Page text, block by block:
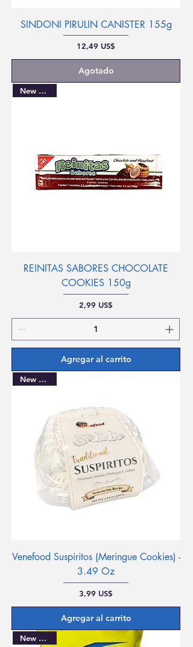
SINDONI PIRULIN CANISTER 155g
Precio
12,49 US$
Agotado
New Arrival
REINITAS SABORES CHOCOLATE
COOKIES 150g
Precio
2,99 US$
Agregar al carrito
New Arrival
Venefood Suspiritos (Meringue Cookies) -
3.49 Oz
Precio
3,99 US$
Agregar al carrito
New Arrival